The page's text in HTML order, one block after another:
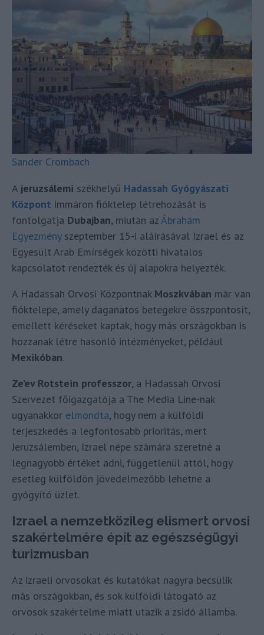
Sander Crombach
A jeruzsálemi székhelyű Hadassah Gyógyászati
Központ immáron fióktelep létrehozását is
fontolgatja Dubajban, miután azÁbrahám
Egyezményszeptember 15-i aláírásával Izrael és az
Egyesült Arab Emírségek közötti hivatalos
kapcsolatot rendezték és új alapokra helyezték.
A Hadassah Orvosi Központnak Moszkvában már van
fióktelepe, amely daganatos betegekre összpontosít,
emellett kéréseket kaptak, hogy más országokban is
hozzanak létre hasonló intézményeket, például
Mexikóban.
Ze’ev Rotstein professzor, a Hadassah Orvosi
Szervezet főigazgatója a The Media Line-nak
ugyanakkor elmondta, hogy nem a külföldi
terjeszkedés a legfontosabb prioritás, mert
Jeruzsálemben, Izrael népe számára szeretné a
legnagyobb értéket adni, függetlenül attól, hogy
esetleg külföldön jövedelmezőbb lehetne a
gyógyító üzlet.
Izrael a nemzetközileg elismert orvosi
szakértelmére épít az egészségügyi
turizmusban
Az izraeli orvosokat és kutatókat nagyra becsülik
más országokban, és sok külföldi látogató az
orvosok szakértelme miatt utazik a zsidó államba.